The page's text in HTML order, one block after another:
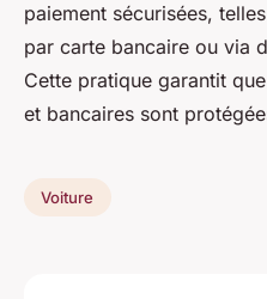
paiement sécurisées,
par carte bancaire ou via
Cette pratique garantit
et bancaires sont
Voiture